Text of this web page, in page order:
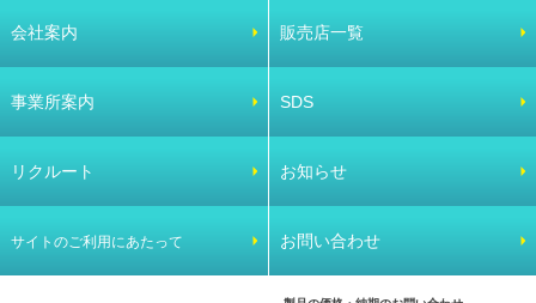
会社案内 販売店一覧
事業所案内 SDS
リクルート お知らせ
サイトのご利用にあたって お問い合わせ